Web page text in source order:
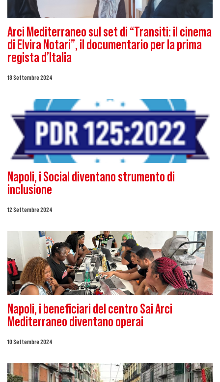
Arci Mediterraneo sul set di “Transiti: il cinema
di Elvira Notari”, il documentario per la prima
regista d’Italia
18 Settembre 2024
Napoli, i Social diventano strumento di
inclusione
12 Settembre 2024
Napoli, i beneficiari del centro Sai Arci
Mediterraneo diventano operai
10 Settembre 2024